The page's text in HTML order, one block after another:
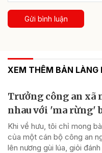
Gửi bình luận
XEM THÊM BẢN LÀNG
Trưởng công an xã
nhau với 'ma rừng'
Khi về hưu, tôi chỉ mong
của một cán bộ công an
lên nương gùi lúa, giỏi